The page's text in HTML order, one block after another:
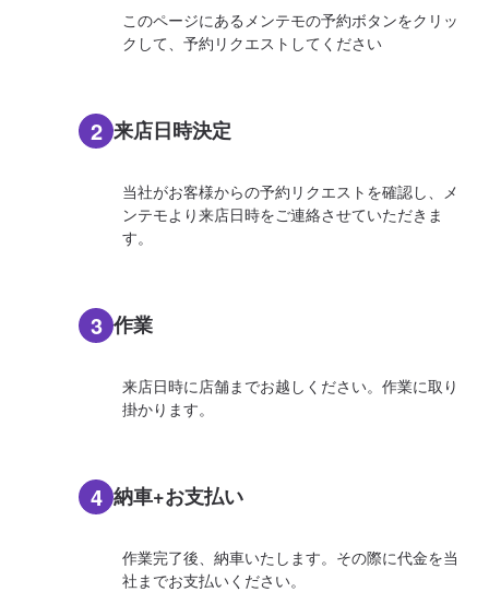
このページにあるメンテモの予約ボタンをクリッ
クして、予約リクエストしてください
2 来店日時決定
当社がお客様からの予約リクエストを確認し、メ
ンテモより来店日時をご連絡させていただきま
す。
3 作業
来店日時に店舗までお越しください。作業に取り
掛かります。
4 納車+お支払い
作業完了後、納車いたします。その際に代金を当
社までお支払いください。